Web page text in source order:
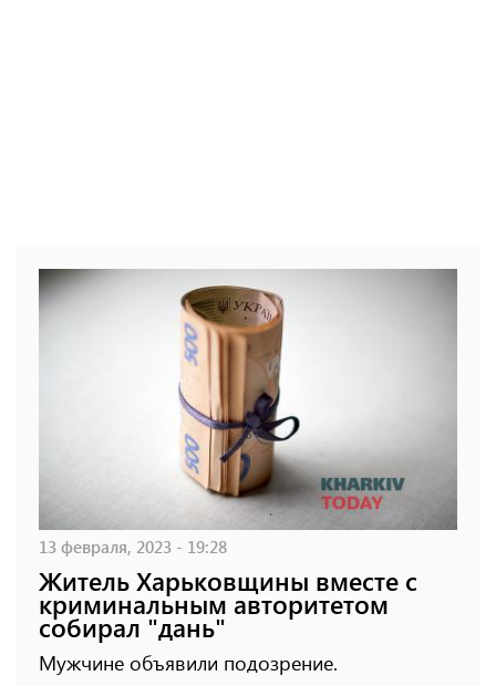
13 февраля, 2023 - 19:28
Житель Харьковщины вместе с
криминальным авторитетом
собирал "дань"
Мужчине объявили подозрение.